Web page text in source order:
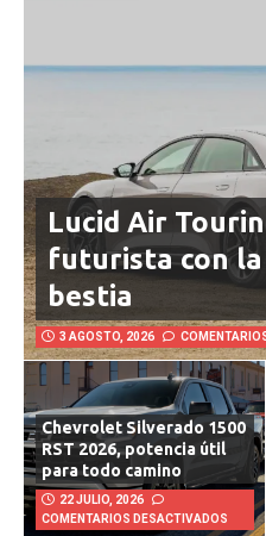
Lucid Air
futurista con
bestia
3 AGOSTO, 2026
Chevrolet Silverado 1500
RST 2026, potencia útil
para todo camino
22 JULIO, 2026
COMENTARIOS DESACTIVADOS